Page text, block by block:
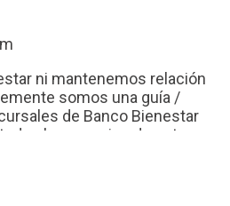
ni mantenemos relación
somos una guía /
de Banco Bienestar
los usuarios de esta